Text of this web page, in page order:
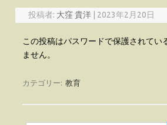
投稿者: 大窪 貴洋 2023年2月20日
この投稿はパスワードで保護されてい
ません。
カテゴリー: 教育